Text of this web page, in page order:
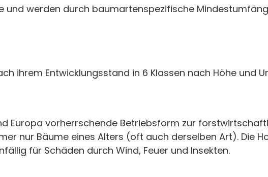
und werden durch baumartenspezifische
ihrem Entwicklungsstand in 6 Klassen nach Höhe und
Europa vorherrschende Betriebsform zur
nur Bäume eines Alters (oft auch derselben Art). Die
für Schäden durch Wind, Feuer und Insekten.